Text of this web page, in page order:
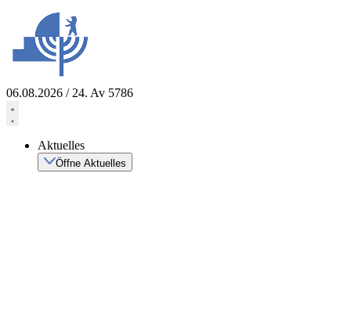
springen
06.08.2026 / 24. Av 5786
Aktuelles
Öffne Aktuelles